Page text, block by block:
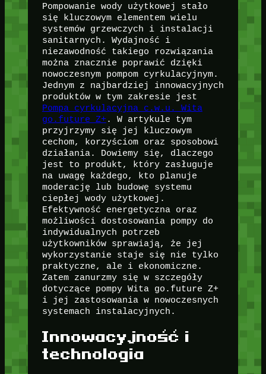
Pompowanie wody użytkowej stało
się kluczowym elementem wielu
systemów grzewczych i instalacji
sanitarnych. Wydajność i
niezawodność takiego rozwiązania
można znacznie poprawić dzięki
nowoczesnym pompom cyrkulacyjnym.
Jednym z najbardziej innowacyjnych
produktów w tym zakresie jest
Pompa cyrkulacyjna c.w.u. Wita
go.future Z+. W artykule tym
przyjrzymy się jej kluczowym
cechom, korzyściom oraz sposobowi
działania. Dowiemy się, dlaczego
jest to produkt, który zasługuje
na uwagę każdego, kto planuje
moderację lub budowę systemu
ciepłej wody użytkowej.
Efektywność energetyczna oraz
możliwości dostosowania pompy do
indywidualnych potrzeb
użytkowników sprawiają, że jej
wykorzystanie staje się nie tylko
praktyczne, ale i ekonomiczne.
Zatem zanurzmy się w szczegóły
dotyczące pompy Wita go.future Z+
i jej zastosowania w nowoczesnych
systemach instalacyjnych.
Innowacyjność i
technologia